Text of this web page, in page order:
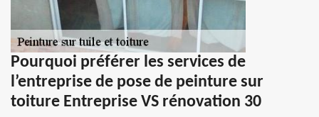
Pourquoi préférer les services de
l’entreprise de pose de peinture sur
toiture Entreprise VS rénovation 30